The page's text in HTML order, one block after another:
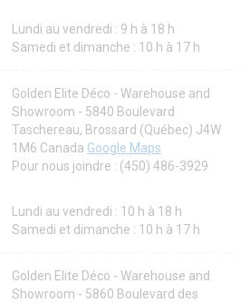
Lundi au vendredi : 9 h à 18 h
Samedi et dimanche : 10 h à 17 h
Golden Elite Déco - Warehouse and
Showroom - 5840 Boulevard
Taschereau, Brossard (Québec) J4W
1M6 Canada Google Maps
Pour nous joindre : (450) 486-3929
Lundi au vendredi : 10 h à 18 h
Samedi et dimanche : 10 h à 17 h
Golden Elite Déco - Warehouse and
Showroom - 5860 Boulevard des